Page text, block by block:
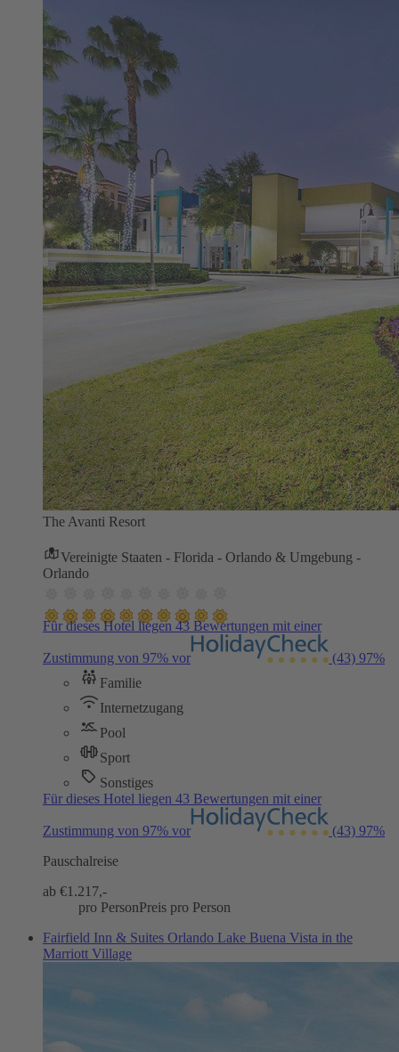
The Avanti Resort
Vereinigte Staaten - Florida - Orlando & Umgebung -
Orlando
Für dieses Hotel liegen 43 Bewertungen mit einer
Zustimmung von 97% vor (43) 97%
Familie
Internetzugang
Pool
Sport
Sonstiges
Für dieses Hotel liegen 43 Bewertungen mit einer
Zustimmung von 97% vor (43) 97%
Pauschalreise
ab €1.217,-
pro PersonPreis pro Person
Fairfield Inn & Suites Orlando Lake Buena Vista in the
Marriott Village